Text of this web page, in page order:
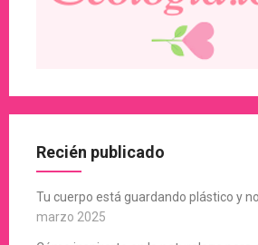
Recién publicado
Tu cuerpo está guardando plástico y
marzo 2025